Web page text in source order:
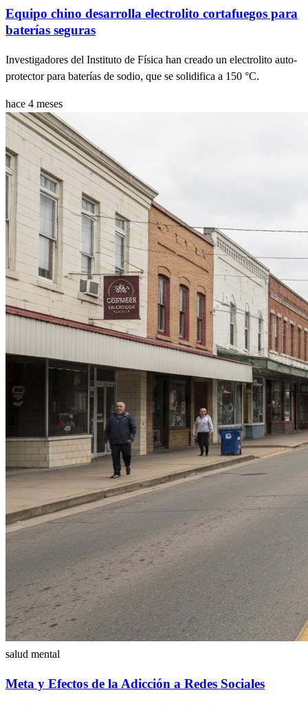
Equipo chino desarrolla electrolito cortafuegos para
baterías seguras
Investigadores del Instituto de Física han creado un electrolito auto-
protector para baterías de sodio, que se solidifica a 150 °C.
hace 4 meses
salud mental
Meta y Efectos de la Adicción a Redes Sociales